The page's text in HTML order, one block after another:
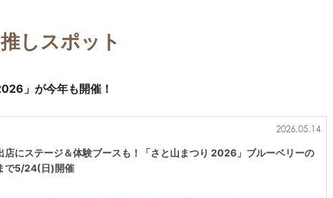
しスポット
」が今年も開催！
2026.05.14
店にステージ＆体験ブースも！「さと山まつり 2026」ブルーベリーの
で5/24(日)開催